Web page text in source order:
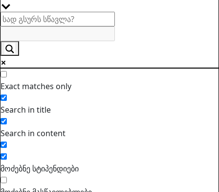
Exact matches only
Search in title
Search in content
მოძებნე სტიპენდიები